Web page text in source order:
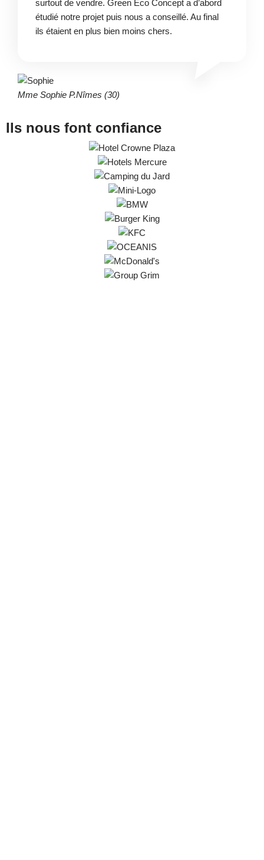
surtout de vendre. Green Eco Concept a d’abord
étudié notre projet puis nous a conseillé. Au final
ils étaient en plus bien moins chers.
Mme Sophie P.Nîmes (30)
Ils nous font confiance